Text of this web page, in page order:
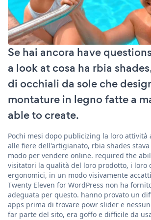
Se hai ancora have
a look at cosa ha rbia
di occhiali da sole che
montature in legno fatte a
able to create.
Pochi mesi dopo publicizing la loro attività
alle fiere dell'artigianato, rbia shades
modo per vendere online. required the
visitatori la qualità del loro prodotto, i loro
ergonomici, in un modo visivamente
Twenty Eleven for WordPress non ha
adeguata per questo. hanno provato un
apps prima di trovare powr slider e
far parte del sito, era goffo e difficile da